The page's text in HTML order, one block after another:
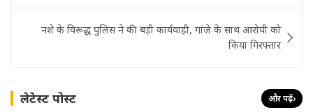
नशे के विरूद्ध पुलिस ने की बड़ी कार्यवाही, गांजे के साथ आरोपी को
किया गिरफ्तार
लेटेस्ट पोस्ट और पढ़ें›